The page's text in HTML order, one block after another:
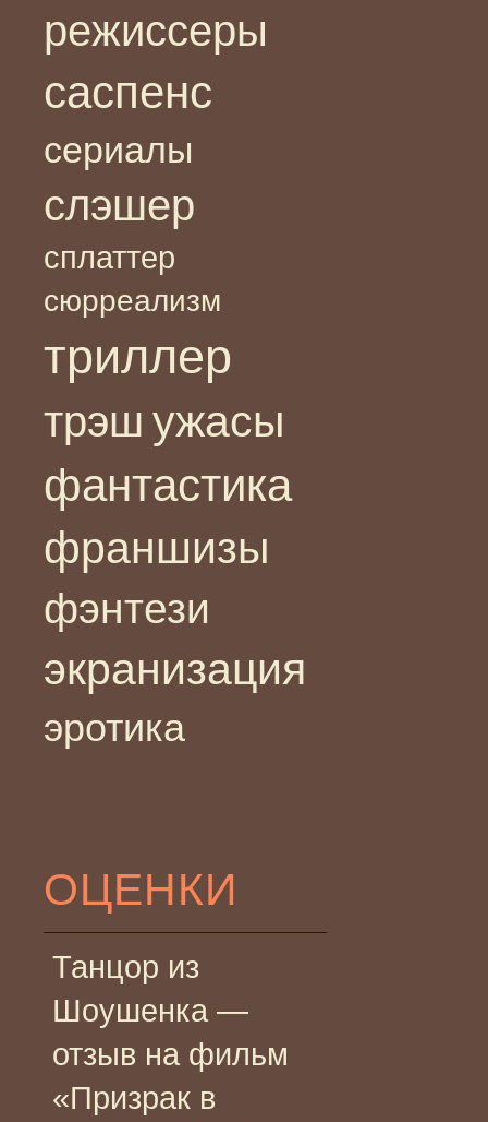
режиссеры
саспенс
сериалы
слэшер
сплаттер
сюрреализм
триллер
трэш ужасы
фантастика
франшизы
фэнтези
экранизация
эротика
ОЦЕНКИ
Танцор из
Шоушенка —
отзыв на фильм
«Призрак в